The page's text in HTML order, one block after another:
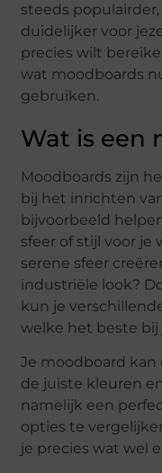
steeds
duidelijker voor
precies wilt
wat moodboards
gebruiken.
Wat is een
Moodboards zijn
bij het inrichten
bijvoorbeeld
sfeer of stijl voor je
serene sfeer
industriële look?
kun je
welke het beste bij
Je moodboard kan
de juiste kleuren
namelijk een
opties te
je precies wat wel